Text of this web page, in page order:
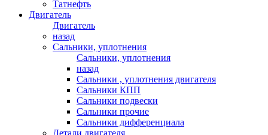
Татнефть
Двигатель
Двигатель
назад
Сальники, уплотнения
Сальники, уплотнения
назад
Сальники , уплотнения двигателя
Сальники КПП
Сальники подвески
Сальники прочие
Сальники дифференциала
Детали двигателя